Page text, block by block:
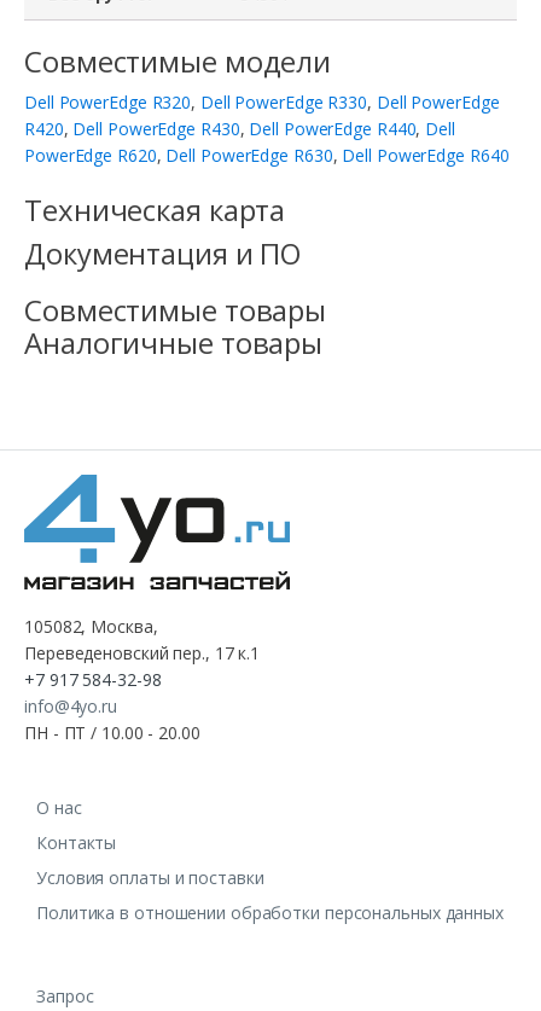
Совместимые модели
Dell PowerEdge R320, Dell PowerEdge R330, Dell PowerEdge
R420, Dell PowerEdge R430, Dell PowerEdge R440, Dell
PowerEdge R620, Dell PowerEdge R630, Dell PowerEdge R640
Техническая карта
Документация и ПО
Совместимые товары
Аналогичные товары
105082, Москва,
Переведеновский пер., 17 к.1
+7 917 584-32-98
info@4yo.ru
ПН - ПТ / 10.00 - 20.00
О нас
Контакты
Условия оплаты и поставки
Политика в отношении обработки персональных данных
Запрос